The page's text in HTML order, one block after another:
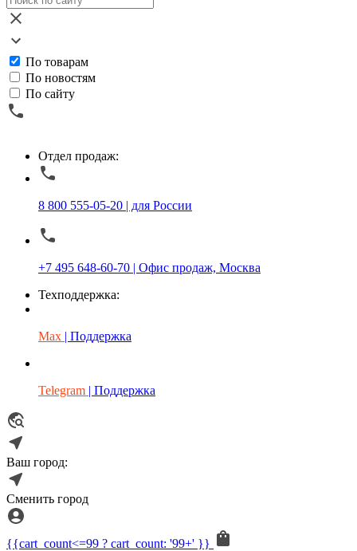
По товарам
По новостям
По сайту
Отдел продаж:
8 800 555-05-20 | для России
+7 495 648-60-70 | Офис продаж, Москва
Техподдержка:
Max | Поддержка
Telegram | Поддержка
Ваш город:
Сменить город
{{cart_count<=99 ? cart_count: '99+' }}